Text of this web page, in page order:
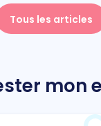
Tous les articles
mon